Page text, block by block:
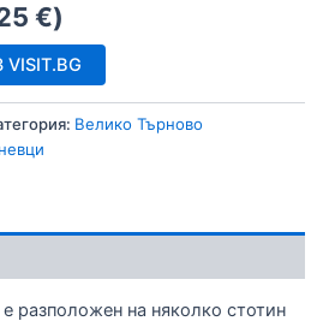
€)
Велико Търново
разположен на няколко стотин